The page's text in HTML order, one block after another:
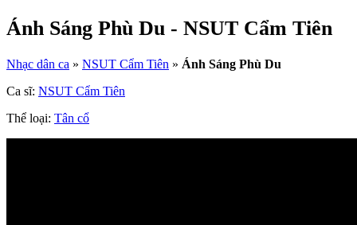
Ánh Sáng Phù Du - NSUT Cẩm Tiên
Nhạc dân ca » NSUT Cẩm Tiên » Ánh Sáng Phù Du
Ca sĩ: NSUT Cẩm Tiên
Thể loại: Tân cổ